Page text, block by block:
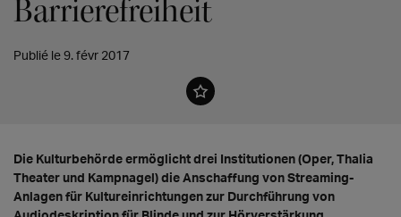
Barrierefreiheit
Publié le 9. févr 2017
Die Kulturbehörde ermöglicht drei Institutionen (Oper, Thalia
Theater und Kampnagel) die Anschaffung von Streaming-
Anlagen für Kultureinrichtungen zur Durchführung von